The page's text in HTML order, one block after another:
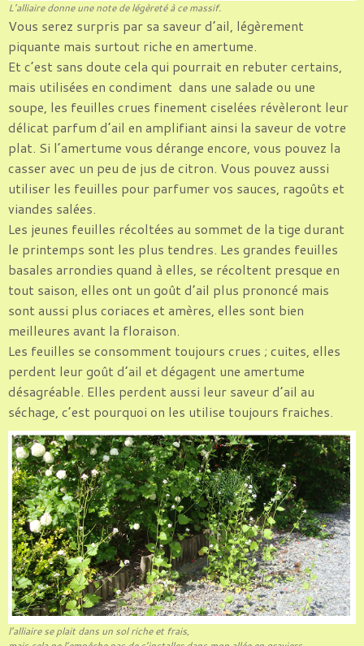
L’alliaire donne une note de légèreté à ce massif.
Vous serez surpris par sa saveur d’ail, légèrement
piquante mais surtout riche en amertume.
Et c’est sans doute cela qui pourrait en rebuter certains,
mais utilisées en condiment dans une salade ou une
soupe, les feuilles crues finement ciselées révèleront leur
délicat parfum d’ail en amplifiant ainsi la saveur de votre
plat. Si l’amertume vous dérange encore, vous pouvez la
casser avec un peu de jus de citron. Vous pouvez aussi
utiliser les feuilles pour parfumer vos sauces, ragoûts et
viandes salées.
Les jeunes feuilles récoltées au sommet de la tige durant
le printemps sont les plus tendres. Les grandes feuilles
basales arrondies quand à elles, se récoltent presque en
tout saison, elles ont un goût d’ail plus prononcé mais
sont aussi plus coriaces et amères, elles sont bien
meilleures avant la floraison.
Les feuilles se consomment toujours crues ; cuites, elles
perdent leur goût d’ail et dégagent une amertume
désagréable. Elles perdent aussi leur saveur d’ail au
séchage, c’est pourquoi on les utilise toujours fraiches.
l’alliaire se plait dans un sol riche et frais,